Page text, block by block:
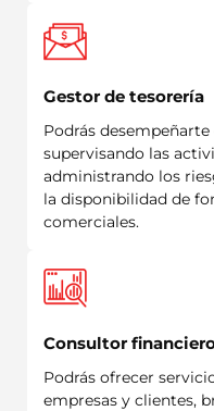
Gestor de tesorería
Podrás
supervisando las
administrando los
la disponibilidad de
comerciales.
Consultor
Podrás ofrecer
empresas y clientes,